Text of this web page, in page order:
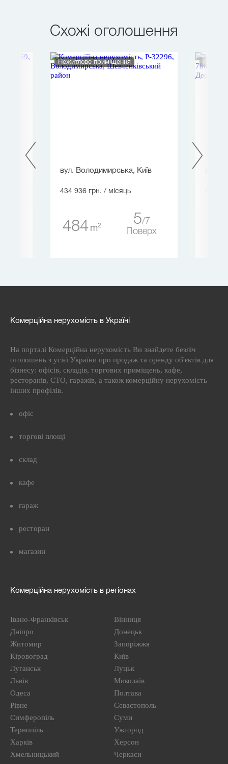
Схожі оголошення
Нежитлове приміщення
вул. Володимирська, Київ
434 936 грн. / місяць
484 m2 5 7
Поверх
Комерційна нерухомість в Україні
На порталі Комерційна нерухомість Ви знайдете безліч
оголошень з усієї України про продаж та оренду об'єктів для
бізнесу: офісів, складів, торгових приміщень, кафе,
ресторанів, СТО, гаражів, а також комерційну нерухомість
інших профілів.
офіс
торгові площі
склад
кафе
гараж
ресторан
магазин
Комерційна нерухомість в регіонах
Івано-Франківськ
Вінниця
Дніпро
Донецьк
Житомир
Запоріжжя
Кіровоград
Київ
Луганськ
Луцьк
Львів
Миколаїв
Одеса
Полтава
Рівне
Севастополь
Симферопіль
Суми
Тернопіль
Ужгород
Харків
Херсон
Хмельницький
Черкаси